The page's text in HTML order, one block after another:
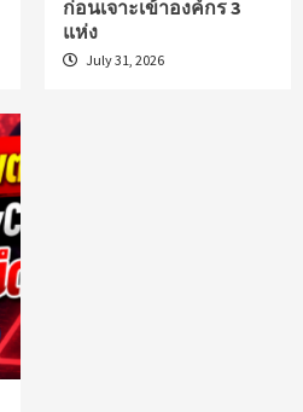
ก่อนเจาะเข้าองค์กร 3
แห่ง
July 31, 2026